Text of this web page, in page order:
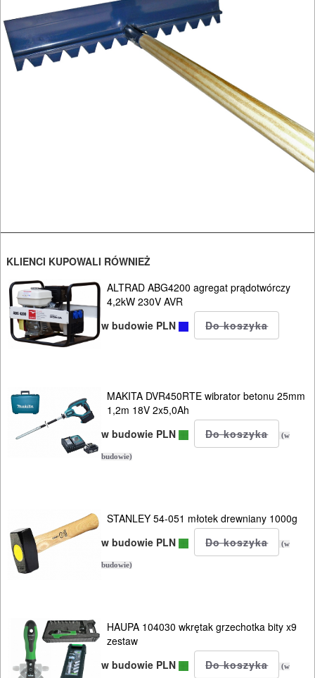
MASZYNKI
URZĄDZENIA
BUDOWLANE
betoniarki
frezarki
do
betonu
listwy
nagrzewnice
narzędzia
brukarskie
osuszacze
palniki
dekarskie
KLIENCI KUPOWALI RÓWNIEŻ
ALTRAD ABG4200 agregat prądotwórczy
4,2kW 230V AVR
w budowie PLN
MAKITA DVR450RTE wibrator betonu 25mm
1,2m 18V 2x5,0Ah
w budowie PLN
(w
budowie)
STANLEY 54-051 młotek drewniany 1000g
w budowie PLN
(w
budowie)
HAUPA 104030 wkrętak grzechotka bity x9
zestaw
w budowie PLN
(w